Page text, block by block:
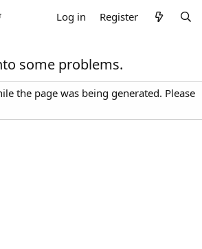
Log in Register
some problems.
the page was being generated. Please